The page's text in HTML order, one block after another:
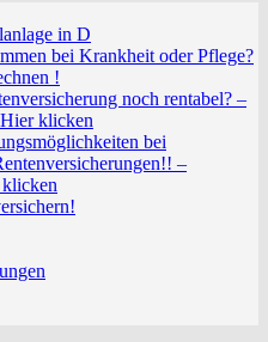
in D
bei Krankheit oder Pflege?
!
noch rentabel? –
klicken
bei
–